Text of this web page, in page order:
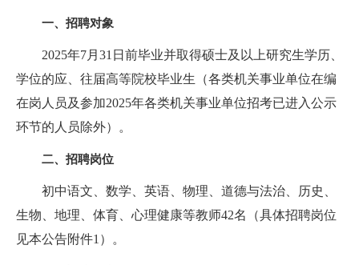
一、招聘对象
2025年7月31日前毕业并取得硕士及以上研究生学历、
学位的应、往届高等院校毕业生（各类机关事业单位在编
在岗人员及参加2025年各类机关事业单位招考已进入公示
环节的人员除外）。
二、招聘岗位
初中语文、数学、英语、物理、道德与法治、历史、
生物、地理、体育、心理健康等教师42名（具体招聘岗位
见本公告附件1）。